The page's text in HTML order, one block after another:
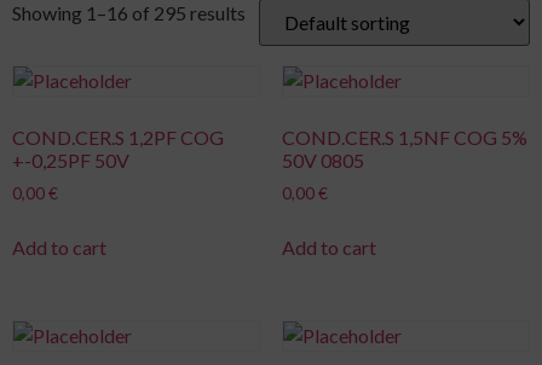
Showing 1–16 of 295 results
COND.CER.S 1,2PF COG
+-0,25PF 50V
0,00€
Add to cart
COND.CER.S 1,5NF COG 5%
50V 0805
0,00€
Add to cart